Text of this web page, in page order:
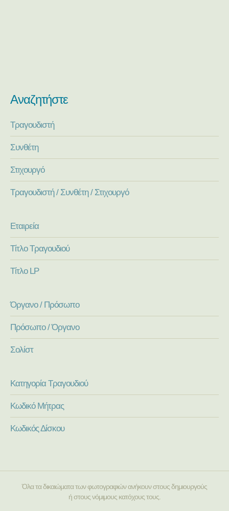
Αναζητήστε
Τραγουδιστή
Συνθέτη
Στιχουργό
Τραγουδιστή / Συνθέτη / Στιχουργό
Εταιρεία
Τίτλο Τραγουδιού
Τίτλο LP
Όργανο / Πρόσωπο
Πρόσωπο / Όργανο
Σολίστ
Κατηγορία Τραγουδιού
Κωδικό Μήτρας
Κωδικός Δίσκου
Όλα τα δικαιώματα των φωτογραφιών ανήκουν στους δημιουργούς
ή στους νόμιμους κατόχους τους.